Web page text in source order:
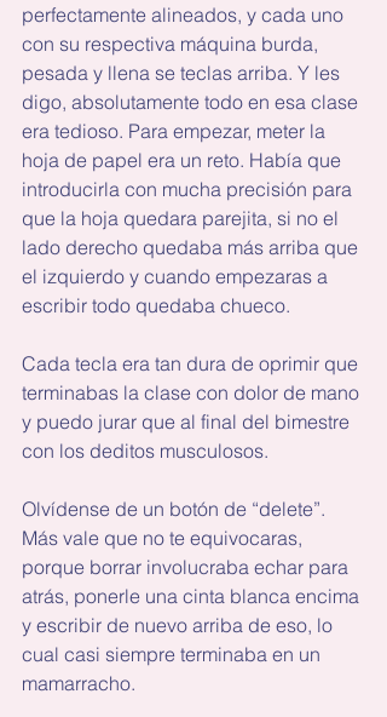
perfectamente alineados, y cada uno
con su respectiva máquina burda,
pesada y llena se teclas arriba. Y les
digo, absolutamente todo en esa clase
era tedioso. Para empezar, meter la
hoja de papel era un reto. Había que
introducirla con mucha precisión para
que la hoja quedara parejita, si no el
lado derecho quedaba más arriba que
el izquierdo y cuando empezaras a
escribir todo quedaba chueco.
Cada tecla era tan dura de oprimir que
terminabas la clase con dolor de mano
y puedo jurar que al final del bimestre
con los deditos musculosos.
Olvídense de un botón de “delete”.
Más vale que no te equivocaras,
porque borrar involucraba echar para
atrás, ponerle una cinta blanca encima
y escribir de nuevo arriba de eso, lo
cual casi siempre terminaba en un
mamarracho.